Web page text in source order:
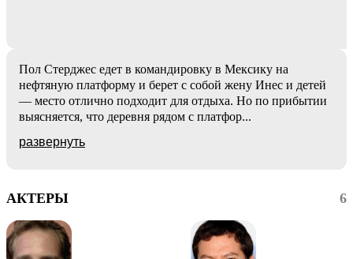
Пол Стерджес едет в командировку в Мексику на
нефтяную платформу и берет с собой жену Инес и детей
— место отлично подходит для отдыха. Но по прибытии
выясняется, что деревня рядом с платфор...
развернуть
АКТЕРЫ 6